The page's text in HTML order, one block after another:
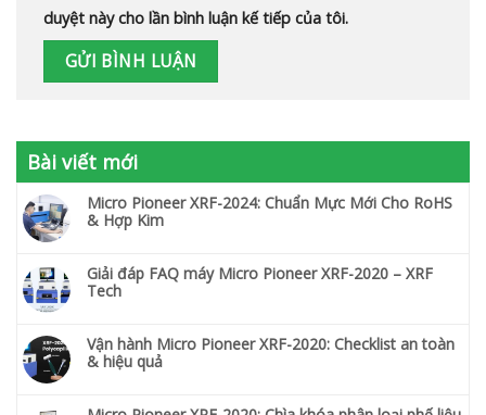
duyệt này cho lần bình luận kế tiếp của tôi.
Bài viết mới
Micro Pioneer XRF-2024: Chuẩn Mực Mới Cho RoHS
& Hợp Kim
Giải đáp FAQ máy Micro Pioneer XRF-2020 – XRF
Tech
Vận hành Micro Pioneer XRF-2020: Checklist an toàn
& hiệu quả